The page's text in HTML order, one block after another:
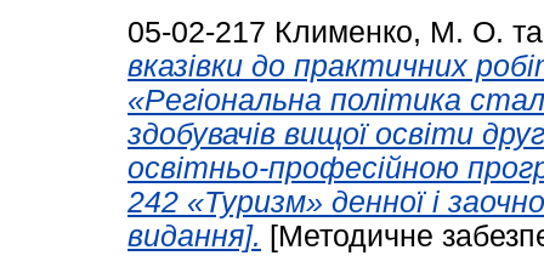
05-02-217 Клименко, М. О.
вказівки до практичних
«Регіональна політика
здобувачів вищої освіти
освітньо-професійною
242 «Туризм» денної і
видання]. [Методичне